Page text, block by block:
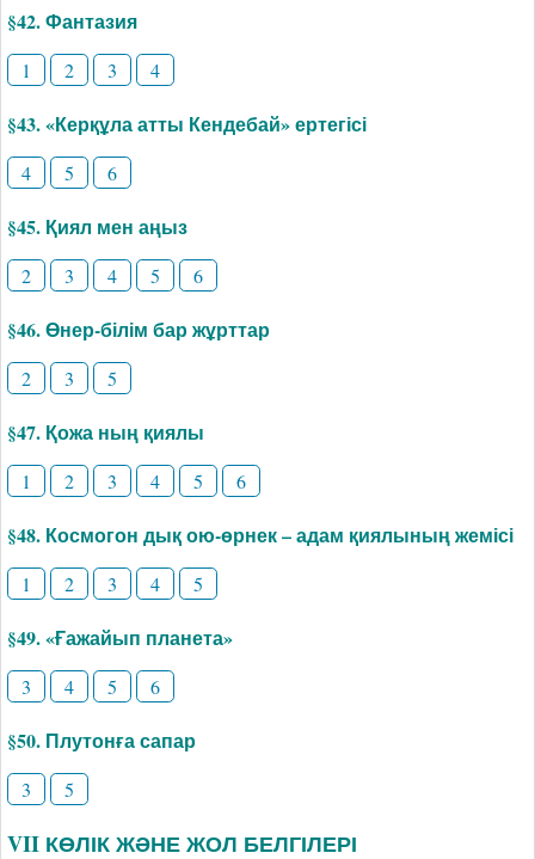
§42. Фантазия
1 2 3 4
§43. «Керқұла атты Кендебай» ертегісі
4 5 6
§45. Қиял мен аңыз
2 3 4 5 6
§46. Өнер-білім бар жұрттар
2 3 5
§47. Қожа ның қиялы
1 2 3 4 5 6
§48. Космогон дық ою-өрнек – адам қиялының жемісі
1 2 3 4 5
§49. «Ғажайып планета»
3 4 5 6
§50. Плутонға сапар
3 5
VII КӨЛІК ЖӘНЕ ЖОЛ БЕЛГІЛЕРІ